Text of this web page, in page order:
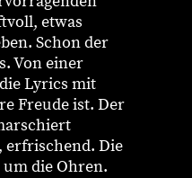
etwas
Schon der
Von einer
Lyrics mit
Freude ist. Der
erfrischend. Die
die Ohren.